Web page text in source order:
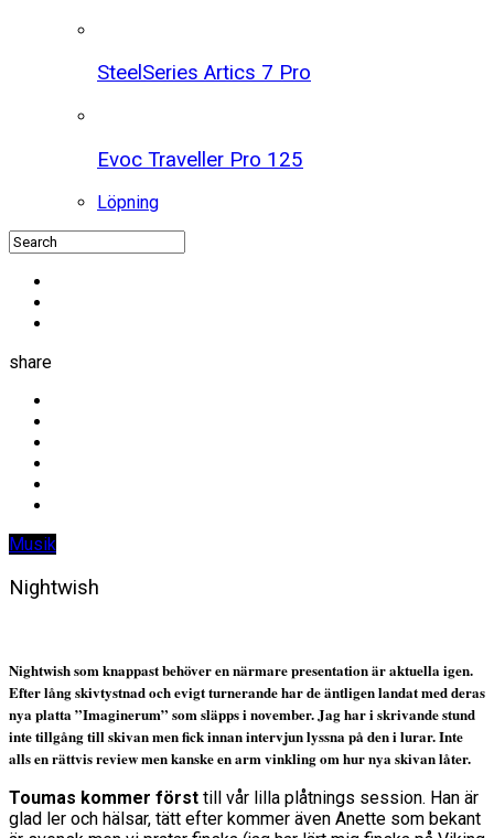
SteelSeries Artics 7 Pro
Evoc Traveller Pro 125
Löpning
share
Musik
Nightwish
Nightwish som knappast behöver en närmare presentation är aktuella igen.
Efter lång skivtystnad och evigt turnerande har de äntligen landat med deras
nya platta ”Imaginerum” som släpps i november. Jag har i skrivande stund
inte tillgång till skivan men fick innan intervjun lyssna på den i lurar. Inte
alls en rättvis review men kanske en arm vinkling om hur nya skivan låter.
Toumas kommer först till vår lilla plåtnings session. Han är
glad ler och hälsar, tätt efter kommer även Anette som bekant